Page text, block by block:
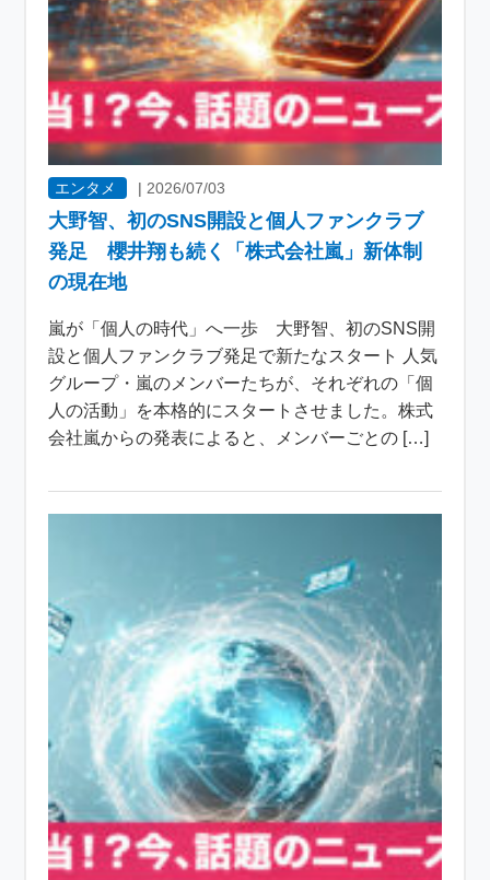
エンタメ |2026/07/03
大野智、初のSNS開設と個人ファンクラブ
発足 櫻井翔も続く「株式会社嵐」新体制
の現在地
嵐が「個人の時代」へ一歩 大野智、初のSNS開
設と個人ファンクラブ発足で新たなスタート 人気
グループ・嵐のメンバーたちが、それぞれの「個
人の活動」を本格的にスタートさせました。株式
会社嵐からの発表によると、メンバーごとの […]